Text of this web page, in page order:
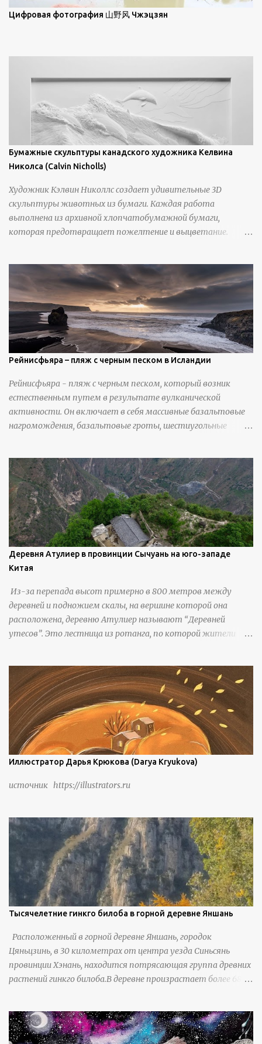
просмотра всех работ, посетите страницу –
Цифровая фотография 山野风 Чжэцзян
Бумажные скульптуры канадского художника Келвина
Николса (Calvin Nicholls)
Художник Кэлвин Николлс создает удивительные 3D
скульптуры животных из бумаги. Каждая работа
выполнена из архивной хлопчатобумажной бумаги,
которая предотвращает пожелтение и выцветание.
инструменты для текстурирования, чтобы точно
вылепить каждую деталь. источник
https://calvinnicholls.com/
Рейнисфьяра – пляж с черным песком в Исландии
Рейнисфьяра - пляж с черным песком, который возник
естественным путем в результате вулканической
активности. Он включает в себя массивные базальтовые
нагромождения, базальтовые гроты, шестиугольные
Деревня Атулиер в провинции Сычуань на юго-западе
Китая
Из-за перепада высот примерно в 800 метров между
деревней и подножием скалы, на вершине которой она
расположена, деревню Атулиер называют “Деревней
утесов”. Это лестница из ротанга, по которой жители
стальными лестницами с защитными перилами, и
передвижение детей и жителей деревни было улучшено.
Подъем от подножия горы до вершины занимает до 4
часов. По словам местных жителей, их предки мигрировали
в деревню, поскольку обнаружили, что в этом месте
приятный климат и природная среда, подходящие для
проживания, ведения сельского хозяйства и разведения
защитить их от бандитизма и войн. С тех пор особая
жизнью в деревне в течение шести или семи поколений.
Иллюстратор Дарья Крюкова (Darya Kryukova)
источник https://illustrators.ru
Тысячелетние гинкго билоба в горной деревне Яншань
Расположенный в горной деревне Яншань, городок
Цяньцзинь, в 30 километрах от центра уезда Синьсянь
провинции Хэнань, находится потрясающая группа древних
растений гинкго билоба.В деревне произрастает более 6800
тысячи лет. источник
https://www.sohu.com/a/951672917_121984853